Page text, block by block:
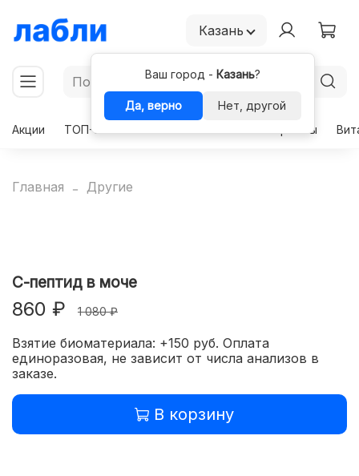
Казань
Ваш город - Казань?
Да, верно
Нет, другой
Акции
ТОП-50 Гормоны
Главная Другие
С-пептид в моче
860 ₽ 1 080 ₽
Взятие биоматериала: +150 руб. Оплата
единоразовая, не зависит от числа анализов в
заказе.
В корзину